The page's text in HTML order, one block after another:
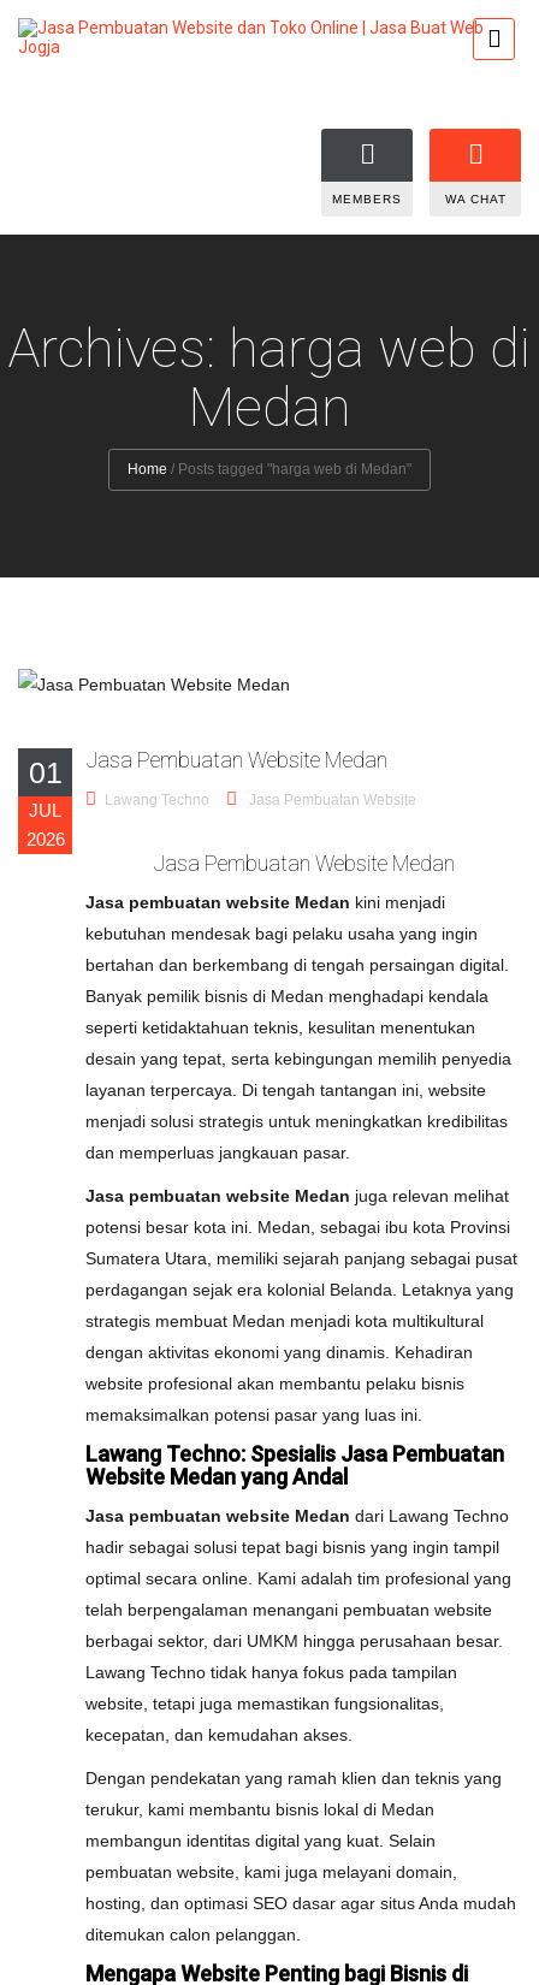
MEMBERS WA CHAT
Archives: harga web di
Medan
Home / Posts tagged "harga web di Medan"
01
JUL
2026
Jasa Pembuatan Website Medan
Lawang Techno Jasa Pembuatan Website
Jasa Pembuatan Website Medan
Jasa pembuatan website Medan kini menjadi
kebutuhan mendesak bagi pelaku usaha yang ingin
bertahan dan berkembang di tengah persaingan digital.
Banyak pemilik bisnis di Medan menghadapi kendala
seperti ketidaktahuan teknis, kesulitan menentukan
desain yang tepat, serta kebingungan memilih penyedia
layanan terpercaya. Di tengah tantangan ini, website
menjadi solusi strategis untuk meningkatkan kredibilitas
dan memperluas jangkauan pasar.
Jasa pembuatan website Medan juga relevan melihat
potensi besar kota ini. Medan, sebagai ibu kota Provinsi
Sumatera Utara, memiliki sejarah panjang sebagai pusat
perdagangan sejak era kolonial Belanda. Letaknya yang
strategis membuat Medan menjadi kota multikultural
dengan aktivitas ekonomi yang dinamis. Kehadiran
website profesional akan membantu pelaku bisnis
memaksimalkan potensi pasar yang luas ini.
Lawang Techno: Spesialis Jasa Pembuatan
Website Medan yang Andal
Jasa pembuatan website Medan dari Lawang Techno
hadir sebagai solusi tepat bagi bisnis yang ingin tampil
optimal secara online. Kami adalah tim profesional yang
telah berpengalaman menangani pembuatan website
berbagai sektor, dari UMKM hingga perusahaan besar.
Lawang Techno tidak hanya fokus pada tampilan
website, tetapi juga memastikan fungsionalitas,
kecepatan, dan kemudahan akses.
Dengan pendekatan yang ramah klien dan teknis yang
terukur, kami membantu bisnis lokal di Medan
membangun identitas digital yang kuat. Selain
pembuatan website, kami juga melayani domain,
hosting, dan optimasi SEO dasar agar situs Anda mudah
ditemukan calon pelanggan.
Mengapa Website Penting bagi Bisnis di